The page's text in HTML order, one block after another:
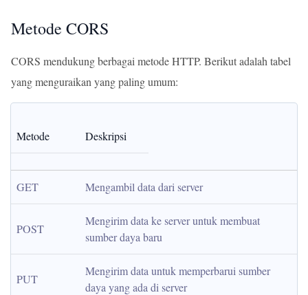
Metode CORS
CORS mendukung berbagai metode HTTP. Berikut adalah tabel
yang menguraikan yang paling umum:
Metode Deskripsi
GET Mengambil data dari server
POST
Mengirim data ke server untuk membuat
sumber daya baru
PUT
Mengirim data untuk memperbarui sumber
daya yang ada di server